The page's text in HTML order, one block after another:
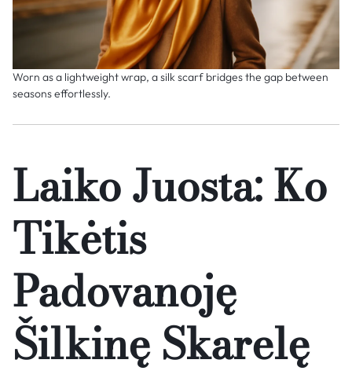
Worn as a lightweight wrap, a silk scarf bridges the gap between
seasons effortlessly.
Laiko Juosta: Ko
Tikėtis
Padovanoję
Šilkinę Skarelę